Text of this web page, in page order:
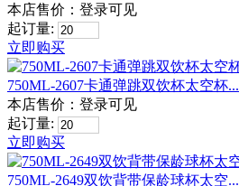
本店售价： 登录可见
起订量:
立即购买
750ML-2607卡通弹跳双饮杯太空杯...
本店售价： 登录可见
起订量:
立即购买
750ML-2649双饮背带保龄球杯太空...